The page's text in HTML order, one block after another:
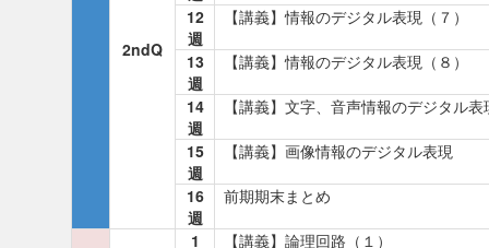
2ndQ
12
週
【講義】情報のデジタル表現（７）
13
週
【講義】情報のデジタル表現（８）
14
週
【講義】文字、音声情報のデジタル表
15
週
【講義】画像情報のデジタル表現
16
週
前期期末まとめ
1
【講義】論理回路（１）